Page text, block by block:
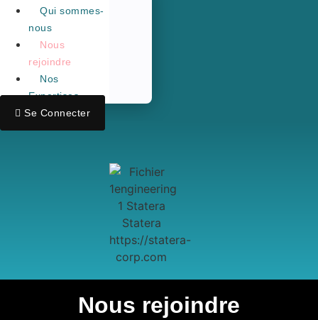
Qui sommes-
nous
Nous
rejoindre
Nos
Expertises
Se Connecter
Nous rejoindre